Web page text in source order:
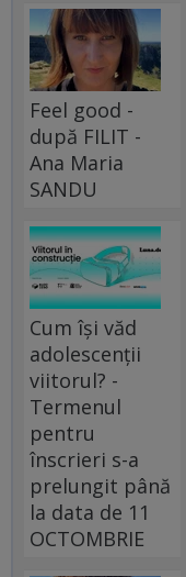
Feel good -
după FILIT -
Ana Maria
SANDU
Cum își văd
adolescenții
viitorul? -
Termenul
pentru
înscrieri s-a
prelungit până
la data de 11
OCTOMBRIE